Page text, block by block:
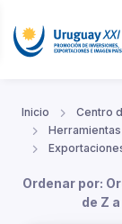
Inicio Centro
Herramientas
Ordenar por:
de Z a